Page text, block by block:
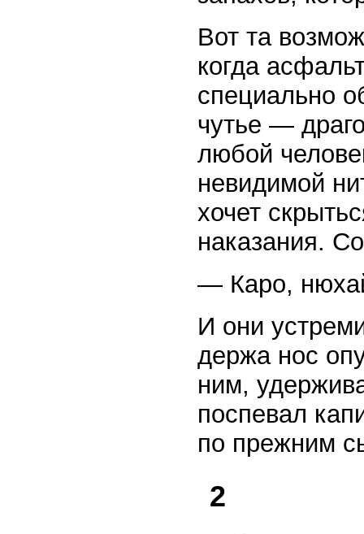
Вот та
когда
специально
чутье —
любой
невидимой
хочет
наказания.
— Каро,
И они
держа нос
ним,
поспевал
по прежним
2